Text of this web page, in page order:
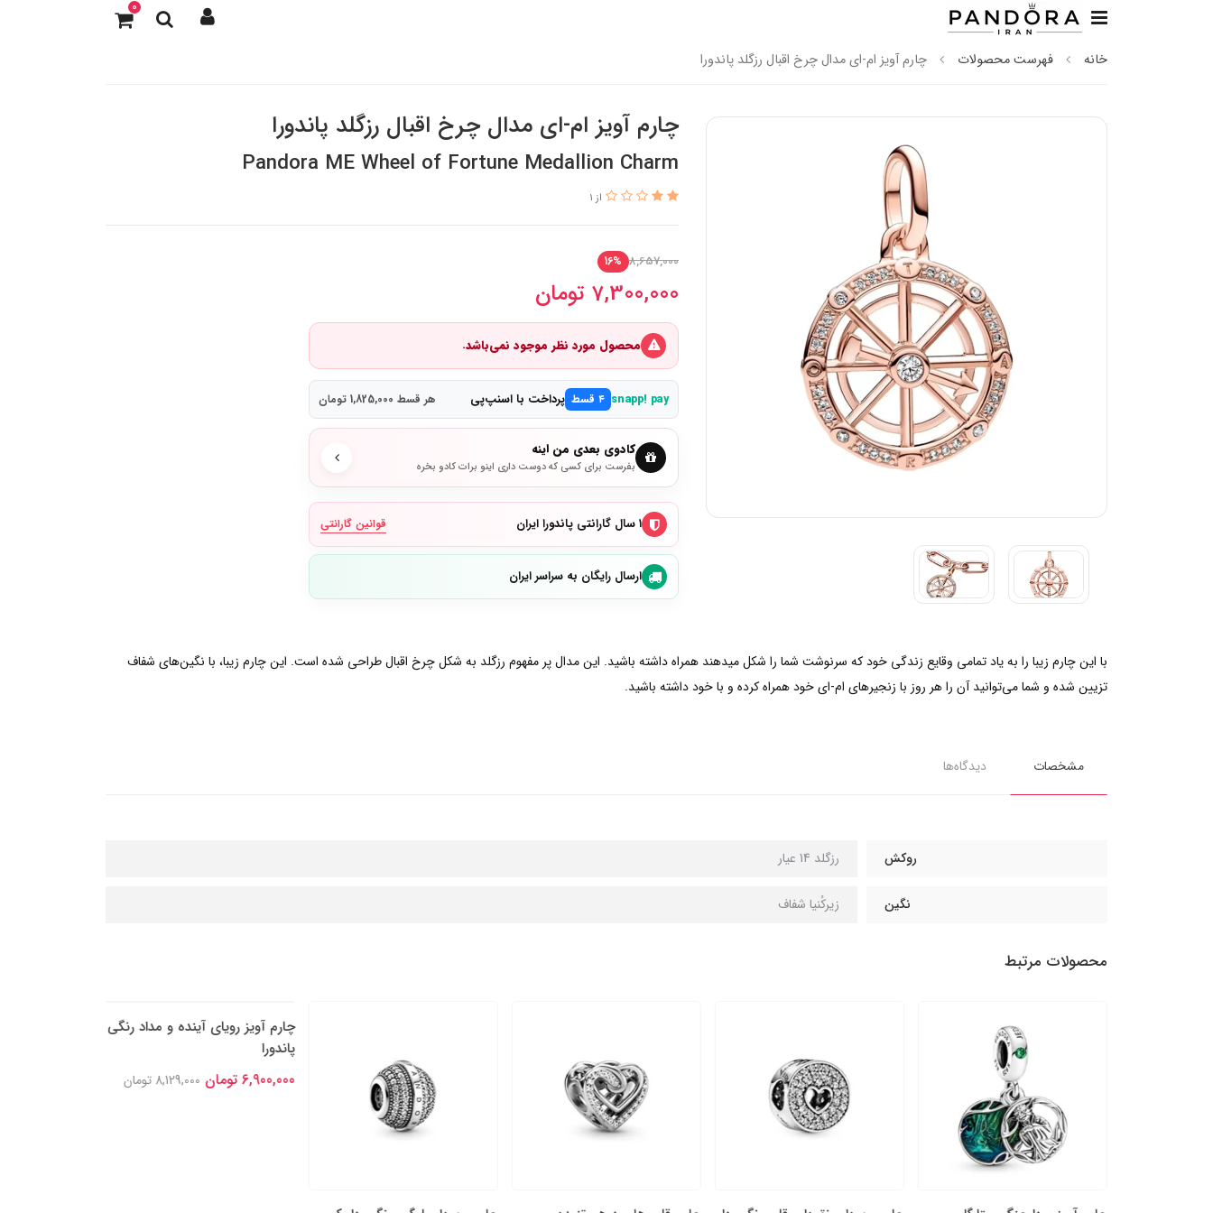
0
خانه فهرست محصولات چارم آویز ام-ای مدال چرخ اقبال رزگلد پاندورا
چارم آویز ام-ای مدال چرخ اقبال رزگلد پاندورا
Pandora ME Wheel of Fortune Medallion Charm
از 1
8,657,000
16%
7,300,000 تومان
محصول مورد نظر موجود نمی‌باشد.
snapp! pay ۴ قسط پرداخت با اسنپ‌پی هر قسط 1,825,000 تومان
کادوی بعدی من اینه
بفرست برای کسی که دوست داری اینو برات کادو بخره
۱ سال گارانتی پاندورا ایران قوانین گارانتی
ارسال رایگان به سراسر ایران
با این چارم زیبا را به یاد تمامی وقایع زندگی خود که سرنوشت شما را شکل میدهند همراه داشته باشید. این مدال پر مفهوم رزگلد به شکل چرخ اقبال طراحی شده است. این چارم زیبا، با نگین‌های شفاف
تزیین شده و شما می‌توانید آن را هر روز با زنجیر‌های ام-ای خود همراه کرده و با خود داشته باشید.
مشخصات دیدگاه‌ها
روکش رزگلد 14 عیار
نگین زیرکُنیا شفاف
محصولات مرتبط